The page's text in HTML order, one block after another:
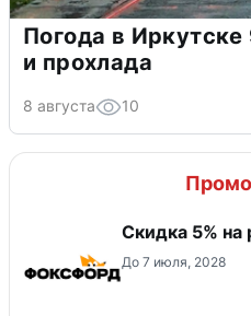
Погода в
и прохлада
8 августа 10
Скидка 5% на
До 7 июля, 2028